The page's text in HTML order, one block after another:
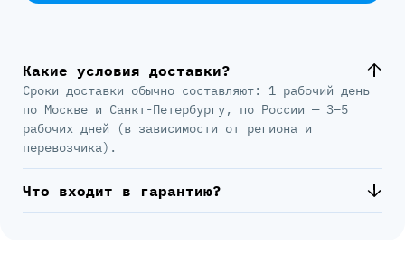
Какие условия доставки?
Сроки доставки обычно составляют: 1 рабочий день
по Москве и Санкт-Петербургу, по России — 3–5
рабочих дней (в зависимости от региона и
перевозчика).
Что входит в гарантию?